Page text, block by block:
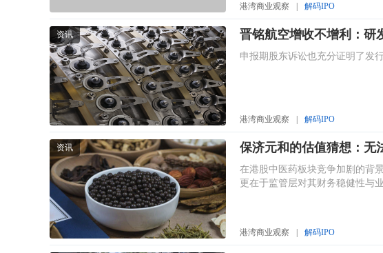
港湾商业观察 解码IPO
资讯 晋铭航空增收不增利：研
申报期股东诉讼也充分证明了发
港湾商业观察 解码IPO
资讯 保济元和的估值猜想：无
在港股中医药板块竞争加剧的背
更在于监管层对其财务稳健性与
港湾商业观察 解码IPO